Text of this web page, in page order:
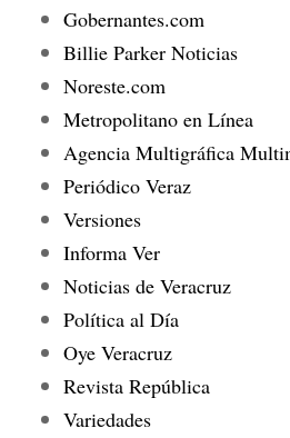
Gobernantes.com
Billie Parker Noticias
Noreste.com
Metropolitano en Línea
Agencia Multigráfica
Periódico Veraz
Versiones
Informa Ver
Noticias de Veracruz
Política al Día
Oye Veracruz
Revista República
Variedades